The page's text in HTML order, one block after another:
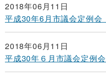
2018年06月11日
平成30年6月市議会定例
2018年06月11日
平成30年６月市議会定例